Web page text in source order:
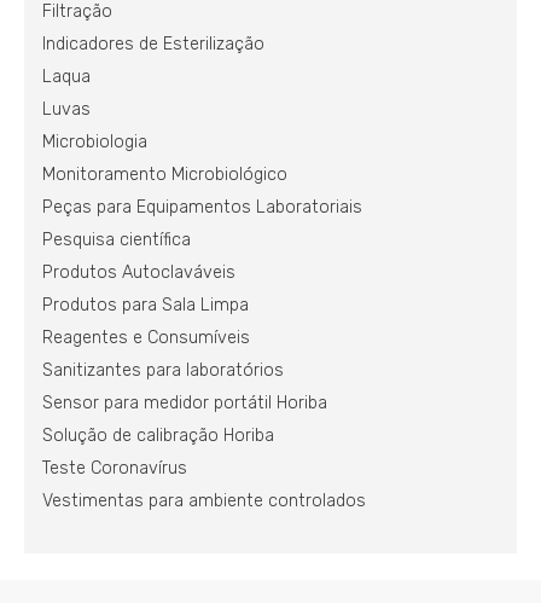
Filtração
Indicadores de Esterilização
Laqua
Luvas
Microbiologia
Monitoramento Microbiológico
Peças para Equipamentos Laboratoriais
Pesquisa científica
Produtos Autoclaváveis
Produtos para Sala Limpa
Reagentes e Consumíveis
Sanitizantes para laboratórios
Sensor para medidor portátil Horiba
Solução de calibração Horiba
Teste Coronavírus
Vestimentas para ambiente controlados